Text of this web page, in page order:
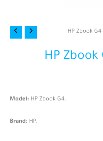
Model: HP Zbook G4.
Brand: HP.